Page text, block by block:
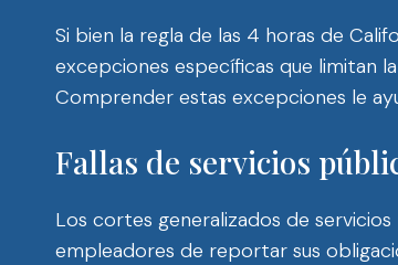
Si bien la regla de las 4 horas de
excepciones específicas que limitan
Comprender estas excepciones le
Fallas de servicios
Los cortes generalizados de
empleadores de reportar sus